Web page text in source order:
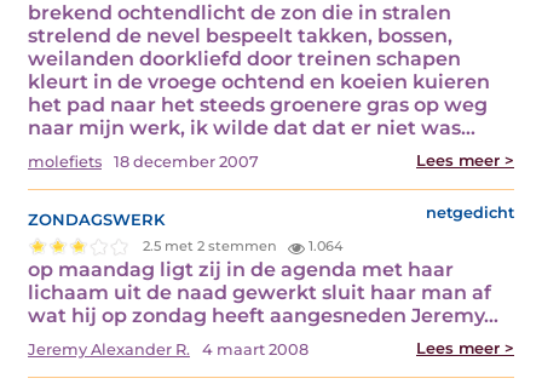
brekend ochtendlicht de zon die in stralen
strelend de nevel bespeelt takken, bossen,
weilanden doorkliefd door treinen schapen
kleurt in de vroege ochtend en koeien kuieren
het pad naar het steeds groenere gras op weg
naar mijn werk, ik wilde dat dat er niet was…
molefiets 18 december 2007 Lees meer >
zondagswerk netgedicht
2.5 met 2 stemmen 1.064
op maandag ligt zij in de agenda met haar
lichaam uit de naad gewerkt sluit haar man af
wat hij op zondag heeft aangesneden Jeremy…
Jeremy Alexander R. 4 maart 2008 Lees meer >